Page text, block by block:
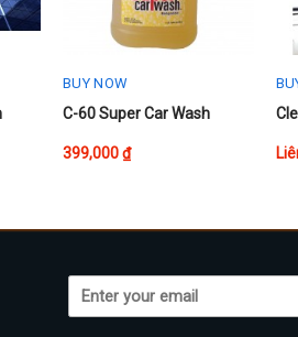
BUY NOW
This
has
may
be
C-60 Super Car Wash
399,000₫